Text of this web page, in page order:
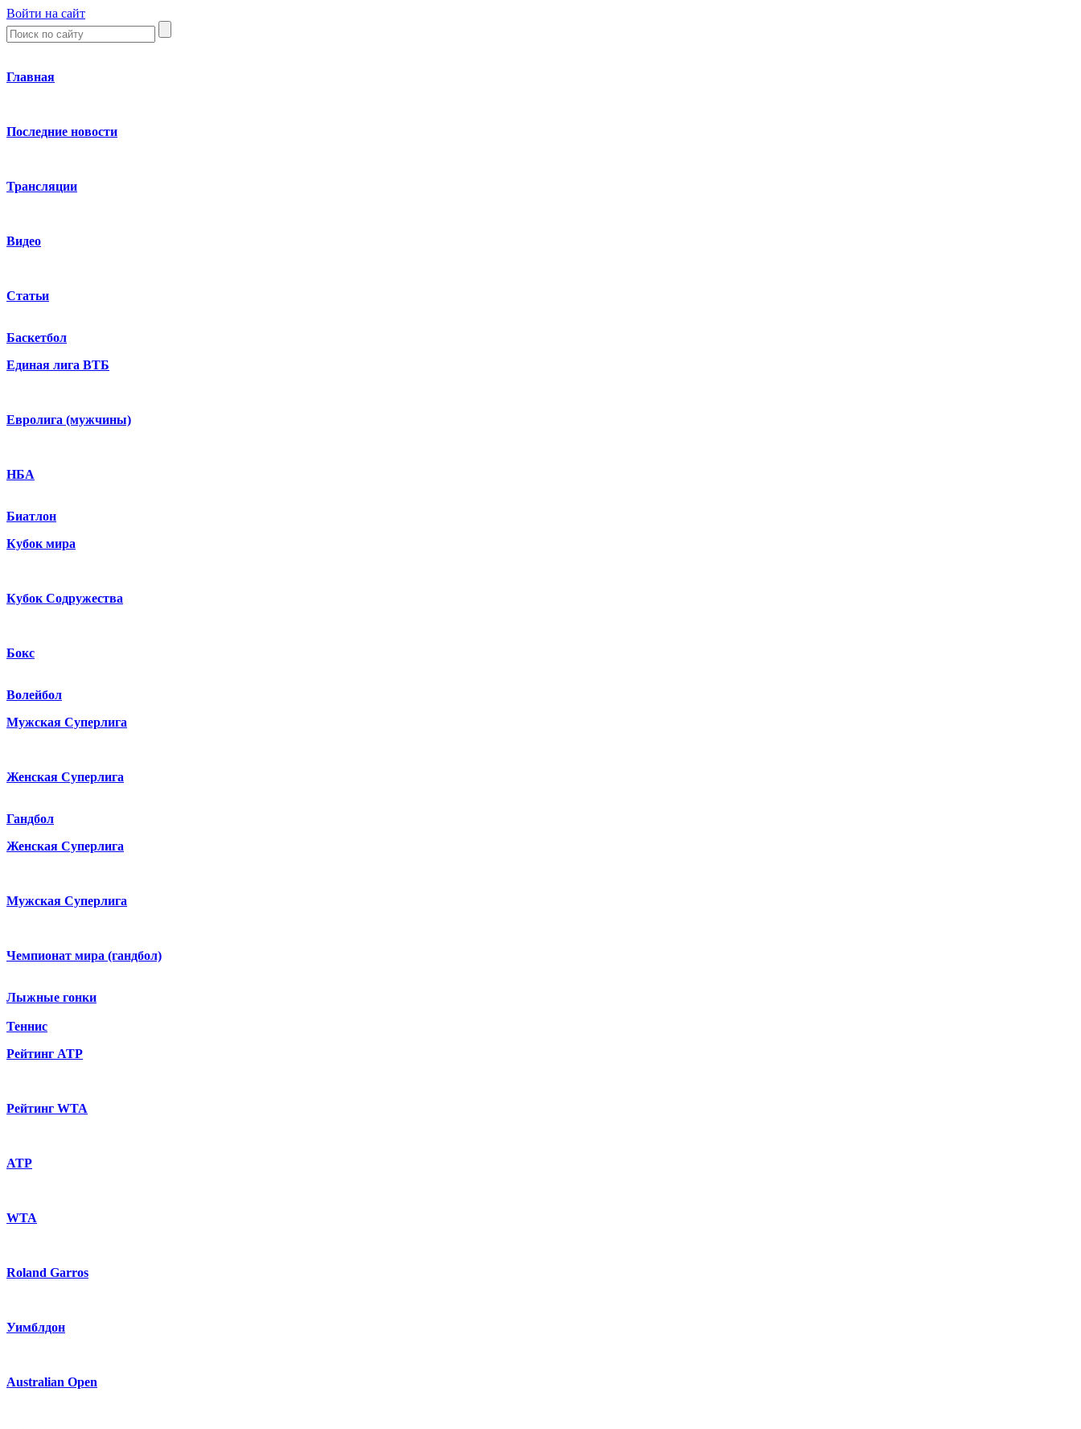
Войти на сайт
Главная
Последние новости
Трансляции
Видео
Статьи
Баскетбол
Единая лига ВТБ
Евролига (мужчины)
НБА
Биатлон
Кубок мира
Кубок Содружества
Бокс
Волейбол
Мужская Суперлига
Женская Суперлига
Гандбол
Женская Суперлига
Мужская Суперлига
Чемпионат мира (гандбол)
Лыжные гонки
Теннис
Рейтинг ATP
Рейтинг WTA
ATP
WTA
Roland Garros
Уимблдон
Australian Open